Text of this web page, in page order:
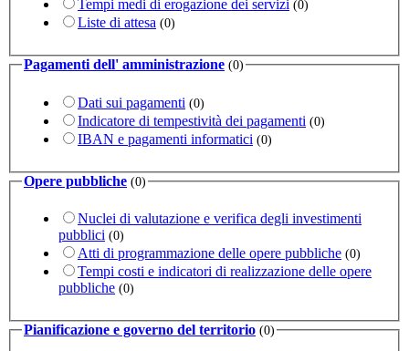
Tempi medi di erogazione dei servizi (0)
Liste di attesa (0)
Pagamenti dell' amministrazione (0)
Dati sui pagamenti (0)
Indicatore di tempestività dei pagamenti (0)
IBAN e pagamenti informatici (0)
Opere pubbliche (0)
Nuclei di valutazione e verifica degli investimenti
pubblici (0)
Atti di programmazione delle opere pubbliche (0)
Tempi costi e indicatori di realizzazione delle opere
pubbliche (0)
Pianificazione e governo del territorio (0)